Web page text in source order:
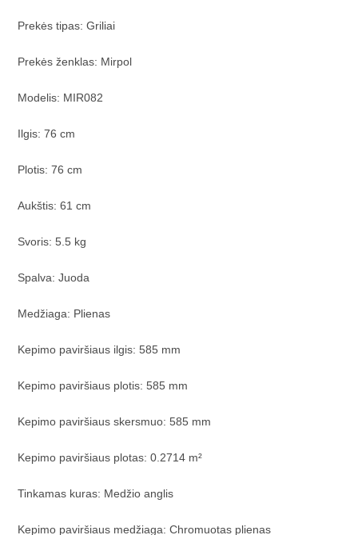
Prekės tipas: Griliai
Prekės ženklas: Mirpol
Modelis: MIR082
Ilgis: 76 cm
Plotis: 76 cm
Aukštis: 61 cm
Svoris: 5.5 kg
Spalva: Juoda
Medžiaga: Plienas
Kepimo paviršiaus ilgis: 585 mm
Kepimo paviršiaus plotis: 585 mm
Kepimo paviršiaus skersmuo: 585 mm
Kepimo paviršiaus plotas: 0.2714 m²
Tinkamas kuras: Medžio anglis
Kepimo paviršiaus medžiaga: Chromuotas plienas